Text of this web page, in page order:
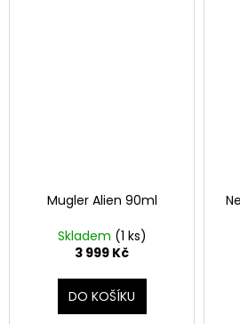
Mugler Alien 90ml
Skladem (1 ks)
3 999 Kč
DO KOŠÍKU